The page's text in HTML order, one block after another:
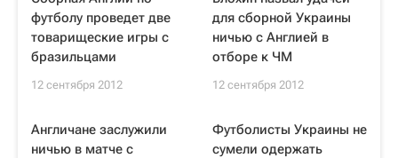
футболу проведет две
товарищеские игры с
бразильцами
12 сентября 2012
для сборной Украины
ничью с Англией в
отборе к ЧМ
12 сентября 2012
Англичане заслужили
ничью в матче с
Футболисты Украины не
сумели одержать